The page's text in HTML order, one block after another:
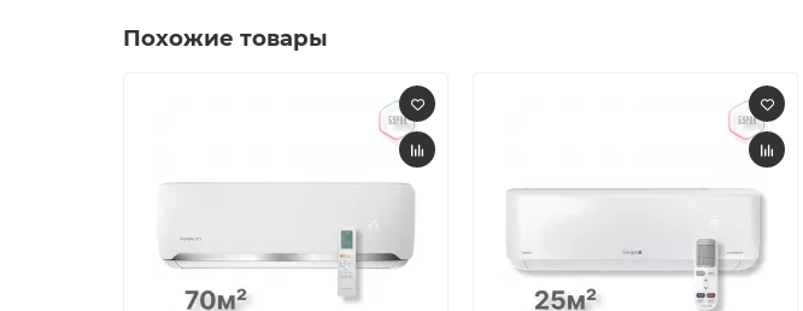
Похожие товары